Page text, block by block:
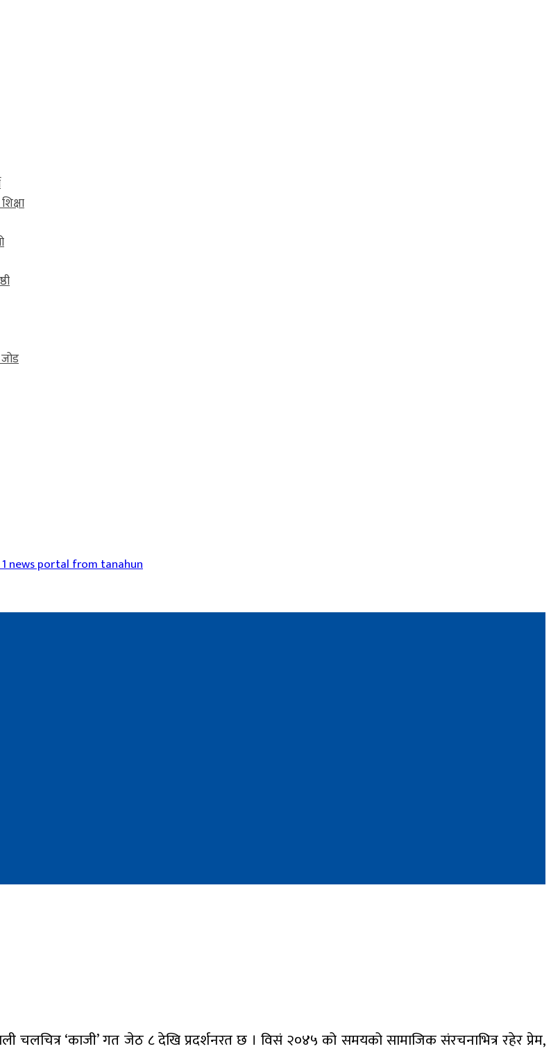
चलचित्र ‘काजी’ गत जेठ ८ देखि प्रदर्शनरत छ । विसं २०४५ को समयको सामाजिक संरचनाभित्र रहेर प्रेम,